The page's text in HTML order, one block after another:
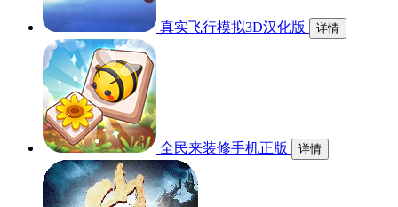
真实飞行模拟3D汉化版 详情
全民来装修手机正版 详情